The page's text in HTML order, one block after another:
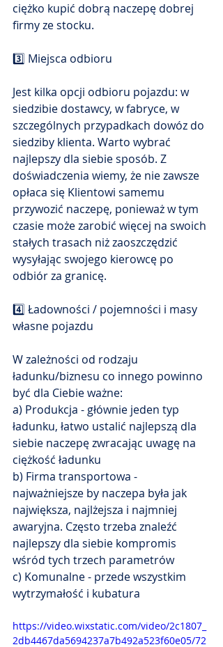
ciężko kupić dobrą naczepę dobrej
firmy ze stocku.
3️⃣ Miejsca odbioru
Jest kilka opcji odbioru pojazdu: w
siedzibie dostawcy, w fabryce, w
szczególnych przypadkach dowóz do
siedziby klienta. Warto wybrać
najlepszy dla siebie sposób. Z
doświadczenia wiemy, że nie zawsze
opłaca się Klientowi samemu
przywozić naczepę, ponieważ w tym
czasie może zarobić więcej na swoich
stałych trasach niż zaoszczędzić
wysyłając swojego kierowcę po
odbiór za granicę.
4️⃣ Ładowności / pojemności i masy
własne pojazdu
W zależności od rodzaju
ładunku/biznesu co innego powinno
być dla Ciebie ważne:
a) Produkcja - głównie jeden typ
ładunku, łatwo ustalić najlepszą dla
siebie naczepę zwracając uwagę na
ciężkość ładunku
b) Firma transportowa -
najważniejsze by naczepa była jak
największa, najlżejsza i najmniej
awaryjna. Często trzeba znaleźć
najlepszy dla siebie kompromis
wśród tych trzech parametrów
c) Komunalne - przede wszystkim
wytrzymałość i kubatura
https://video.wixstatic.com/video/2c1807_
2db4467da5694237a7b492a523f60e05/72